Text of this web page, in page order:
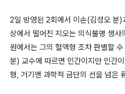
2일 방영된 2회에서 이손(김성오 분)
상에서 떨어진 지오는 의식불명 생사
원에서는 그의 혈액형 조차 판별할
분) 교수에 따르면 인간이지만 인간
형, 거기엔 과학적 금단의 선을 넘은